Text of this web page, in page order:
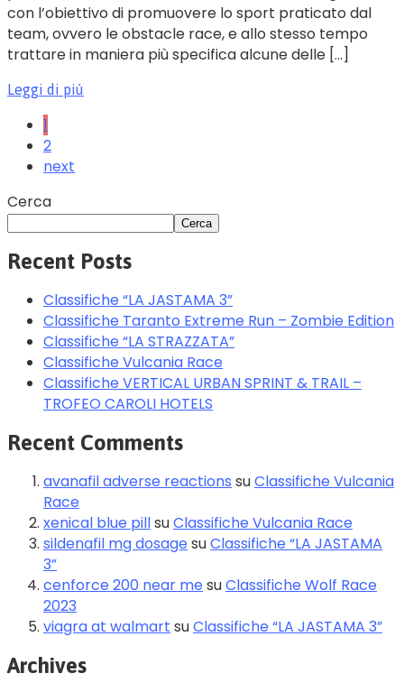
con l’obiettivo di promuovere lo sport praticato dal
team, ovvero le obstacle race, e allo stesso tempo
trattare in maniera più specifica alcune delle […]
Leggi di più
1
2
next
Cerca
Cerca
Recent Posts
Classifiche “LA JASTAMA 3”
Classifiche Taranto Extreme Run – Zombie Edition
Classifiche “LA STRAZZATA”
Classifiche Vulcania Race
Classifiche VERTICAL URBAN SPRINT & TRAIL –
TROFEO CAROLI HOTELS
Recent Comments
avanafil adverse reactions suClassifiche Vulcania
Race
xenical blue pillsuClassifiche Vulcania Race
sildenafil mg dosagesuClassifiche “LA JASTAMA
3”
cenforce 200 near mesuClassifiche Wolf Race
2023
viagra at walmart suClassifiche “LA JASTAMA 3”
Archives